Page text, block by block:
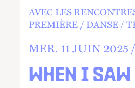
WHEN I
AVEC LES
PREMIÈRE
DANSE
MER. 11 JUIN 2025 /